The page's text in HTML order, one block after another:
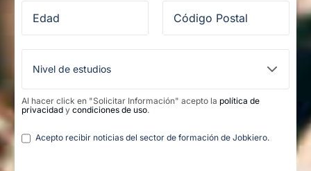
Al hacer click en "Solicitar Información" acepto la política de
privacidad y condiciones de uso.
Legal
Acepto recibir noticias del sector de formación de Jobkiero.